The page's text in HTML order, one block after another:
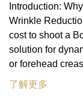
Introduction:
Wrinkle
cost to shoot a
solution for
or forehead
了解更多